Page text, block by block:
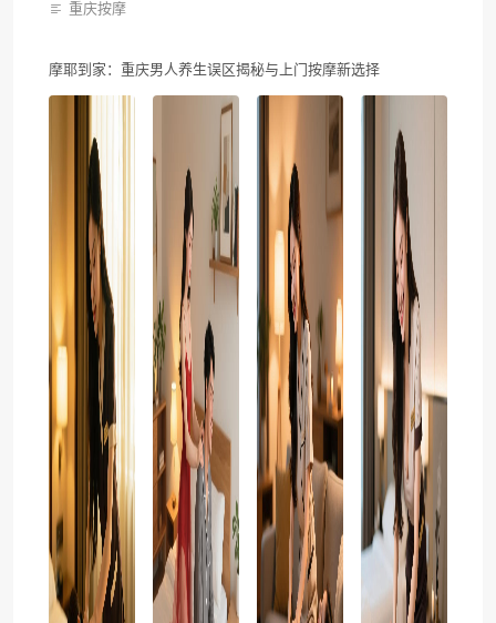
重庆按摩
摩耶到家：重庆男人养生误区揭秘与上门按摩新选择